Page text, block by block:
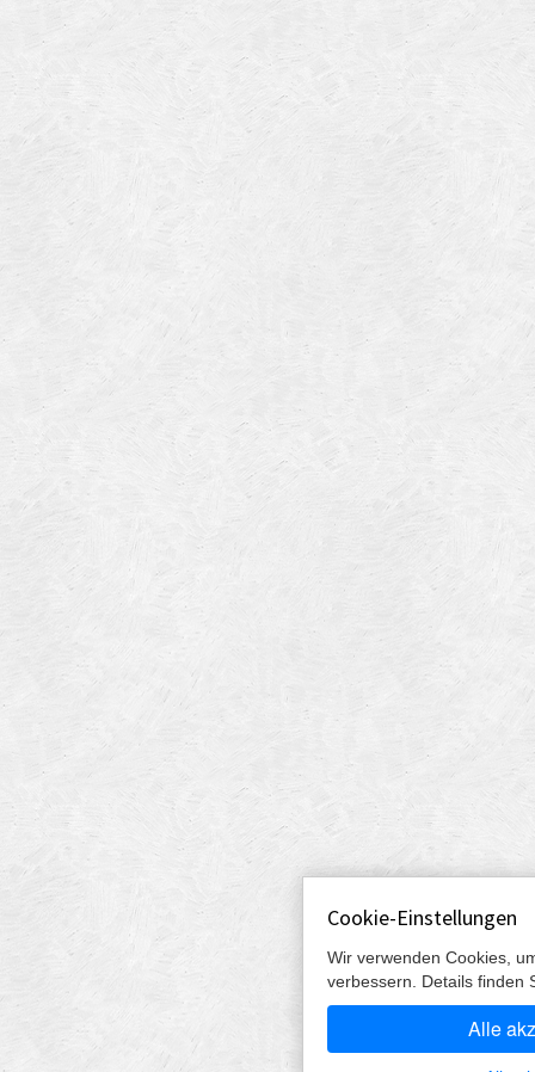
Cookie-Einstellungen
Wir verwenden Cookies,
verbessern. Details finden
Alle